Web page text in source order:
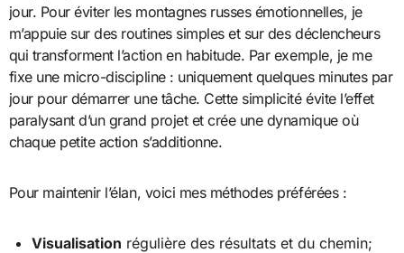
jour. Pour éviter les montagnes russes émotionnelles, je
m’appuie sur des routines simples et sur des déclencheurs
qui transforment l’action en habitude. Par exemple, je me
fixe une micro-discipline : uniquement quelques minutes par
jour pour démarrer une tâche. Cette simplicité évite l’effet
paralysant d’un grand projet et crée une dynamique où
chaque petite action s’additionne.
Pour maintenir l’élan, voici mes méthodes préférées :
Visualisation régulière des résultats et du chemin;